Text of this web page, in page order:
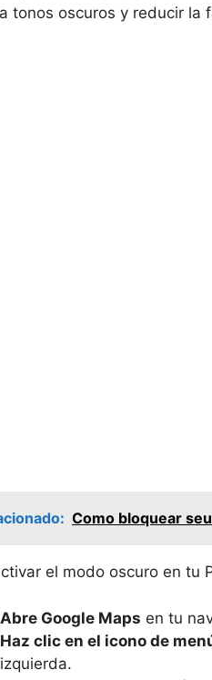
tonos oscuros y reducir la
Como bloquear
el modo oscuro en tu
Abre Google Maps en tu
Haz clic en el icono de
izquierda.